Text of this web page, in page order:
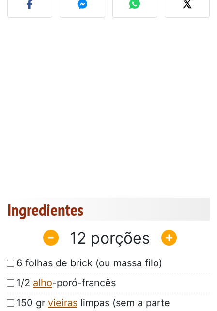
Ingredientes
12
6 folhas de brick (ou massa filo)
1/2 alho-poró-francês
150 gr vieiras limpas (sem a parte